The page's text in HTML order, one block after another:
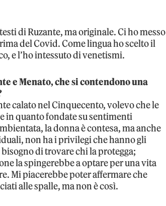
di Ruzante, ma originale. Ci ho messo
del Covid. Come lingua ho scelto il
e l’ho intessuto di venetismi.
e Menato, che si contendono una
calato nel Cinquecento, volevo che le
in quanto fondate su sentimenti
la donna è contesa, ma anche
non ha i privilegi che hanno gli
di trovare chi la protegga;
la spingerebbe a optare per una vita
Mi piacerebbe poter affermare che
alle spalle, ma non è così.